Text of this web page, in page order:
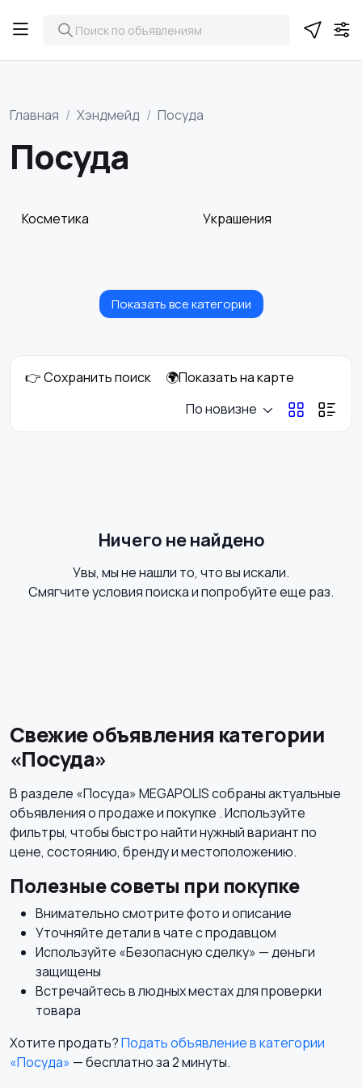
Главная Хэндмейд Посуда
Посуда
Косметика Украшения
Куклы и игрушки
Оформление
Оформление
Другое
Показать все категории
👉 Сохранить поиск
🌍Показать на карте
По новизне
Ничего не найдено
Увы, мы не нашли то, что вы искали.
Смягчите условия поиска и попробуйте еще раз.
Свежие объявления категории
«Посуда»
В разделе «Посуда» MEGAPOLIS собраны актуальные
объявления о продаже и покупке . Используйте
фильтры, чтобы быстро найти нужный вариант по
цене, состоянию, бренду и местоположению.
Полезные советы при покупке
Внимательно смотрите фото и описание
Уточняйте детали в чате с продавцом
Используйте «Безопасную сделку» — деньги
защищены
Встречайтесь в людных местах для проверки
товара
Хотите продать?Подать объявление в категории
«Посуда» — бесплатно за 2 минуты.